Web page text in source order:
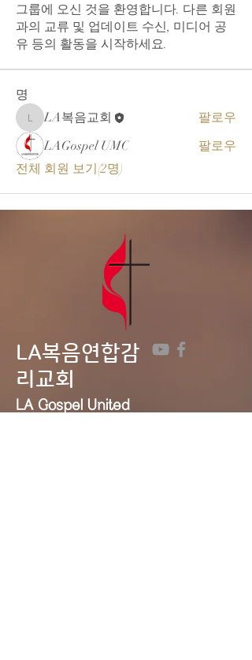
그룹에 오신 것을 환영합니다. 다른 회원
과의 교류 및 업데이트 수신, 미디어 공
유 등의 활동을 시작하세요.
명
LA복음교회
LA복음교회
팔로우
LAGospel UMC
팔로우
전체 회원 보기(2명)
LA복음연합감
리교회
LA Gospel United